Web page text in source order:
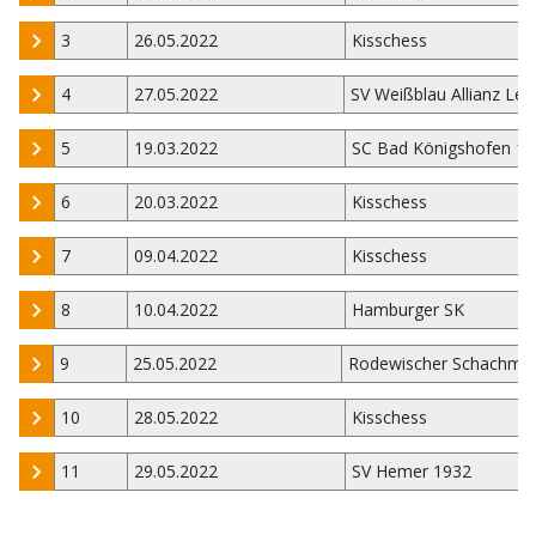
3 26.05.2022 Kisschess
4 27.05.2022 SV Weißblau Allianz
5 19.03.2022 SC Bad Königshofen
6 20.03.2022 Kisschess
7 09.04.2022 Kisschess
8 10.04.2022 Hamburger SK
9 25.05.2022 Rodewischer
10 28.05.2022 Kisschess
11 29.05.2022 SV Hemer 1932